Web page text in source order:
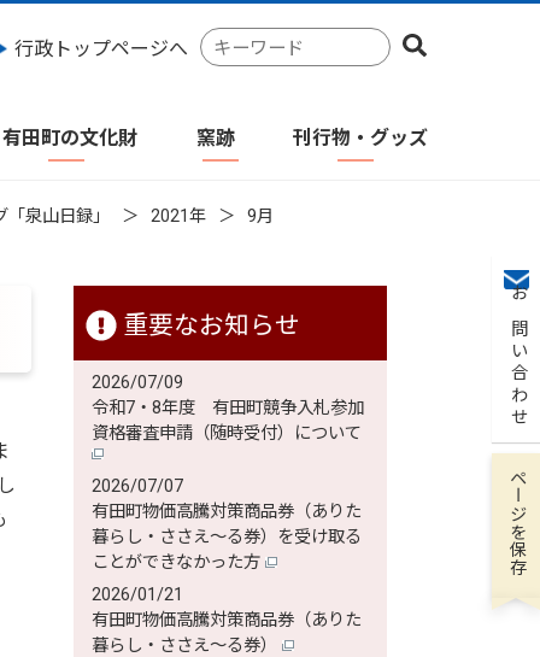
行政トップページへ
検
索
ワ
有田町の文化財 窯跡 刊行物・グッズ
お問い合わせ
泉山日録」 2021年 9月
重要なお知らせ
2026/07/09
令和7・8年度 有田町競争入札参加
資格審査申請（随時受付）について
2026/07/07
有田町物価高騰対策商品券（ありた
暮らし・ささえ～る券）を受け取る
ことができなかった方
2026/01/21
有田町物価高騰対策商品券（ありた
暮らし・ささえ～る券）
ページを保存